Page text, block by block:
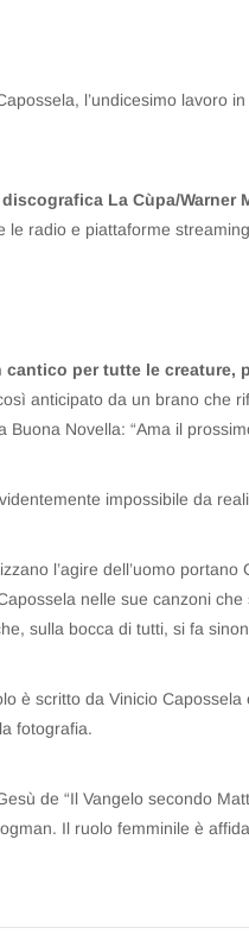
l’undicesimo lavoro
La Cùpa/Warner
le radio e piattaforme
cantico per tutte le creature,
anticipato da un brano che
Novella: “Ama il
impossibile da
l’agire dell’uomo
nelle sue canzoni
sulla bocca di tutti, si fa
è scritto da Vinicio
fotografia.
de “Il Vangelo secondo
Il ruolo femminile è